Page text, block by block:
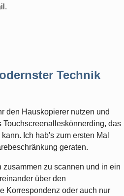
Technik
den Hauskopierer nutzen und
das
Ich hab's zum ersten Mal
geraten.
zu scannen und in ein
über den
Korrespondenz oder auch nur